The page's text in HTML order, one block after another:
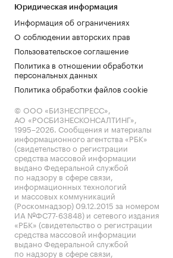
Юридическая информация
Информация об ограничениях
О соблюдении авторских прав
Пользовательское соглашение
Политика в отношении обработки
персональных данных
Политика обработки файлов cookie
© ООО «БИЗНЕСПРЕСС»,
АО «РОСБИЗНЕСКОНСАЛТИНГ»,
1995–2026. Сообщения и материалы
информационного агентства «РБК»
(свидетельство о регистрации
средства массовой информации
выдано Федеральной службой
по надзору в сфере связи,
информационных технологий
и массовых коммуникаций
(Роскомнадзор) 09.12.2015 за номером
ИА №ФС77-63848) и сетевого издания
«РБК» (свидетельство о регистрации
средства массовой информации
выдано Федеральной службой
по надзору в сфере связи,